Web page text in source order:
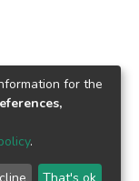
for the
.